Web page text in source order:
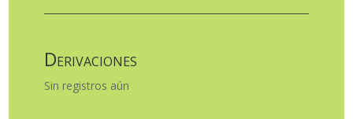
Derivaciones
Sin registros aún